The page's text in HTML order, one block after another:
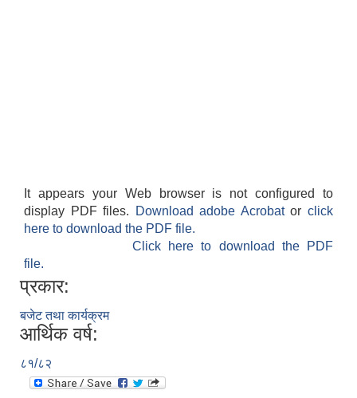
It appears your Web browser is not configured to
display PDF files.
Download adobe Acrobatorclick
here to download the PDF file.
Click here to download the PDF
file.
प्रकार:
बजेट तथा कार्यक्रम
आर्थिक वर्ष:
८१/८२